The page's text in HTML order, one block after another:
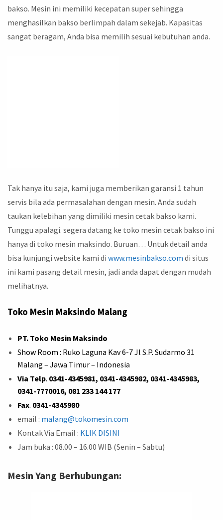
bakso. Mesin ini memiliki kecepatan super sehingga
menghasilkan bakso berlimpah dalam sekejab. Kapasitas
sangat beragam, Anda bisa memilih sesuai kebutuhan anda.
Tak hanya itu saja, kami juga memberikan garansi 1 tahun
servis bila ada permasalahan dengan mesin. Anda sudah
taukan kelebihan yang dimiliki mesin cetak bakso kami.
Tunggu apalagi. segera datang ke toko mesin cetak bakso ini
hanya di toko mesin maksindo. Buruan… Untuk detail anda
bisa kunjungi website kami di www.mesinbakso.com di situs
ini kami pasang detail mesin, jadi anda dapat dengan mudah
melihatnya.
Toko Mesin Maksindo Malang
PT. Toko Mesin Maksindo
Show Room : Ruko Laguna Kav 6-7 Jl S.P. Sudarmo 31
Malang – Jawa Timur – Indonesia
Via Telp. 0341-4345981, 0341-4345982, 0341-4345983,
0341-7770016, 081 233 144 177
Fax. 0341-4345980
email : malang@tokomesin.com
Kontak Via Email : KLIK DISINI
Jam buka : 08.00 – 16.00 WIB (Senin – Sabtu)
Mesin Yang Berhubungan: